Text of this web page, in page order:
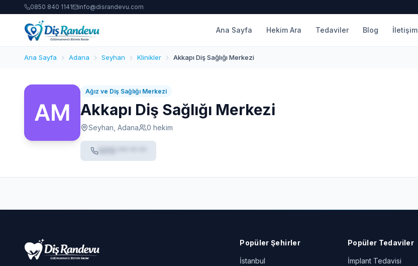
0850 840 1141 info@disrandevu.com
Ana Sayfa Hekim Ara Tedaviler Blog İletişim
Ana Sayfa Adana Seyhan Klinikler Akkapı Diş Sağlığı Merkezi
Ağız ve Diş Sağlığı Merkezi
Akkapı Diş Sağlığı Merkezi
Seyhan, Adana 0 hekim
Popüler Şehirler
İstanbul
Popüler Tedaviler
İmplant Tedavisi